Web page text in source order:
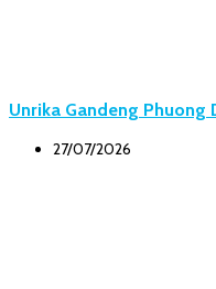
Unrika Gandeng Phuong
27/07/2026